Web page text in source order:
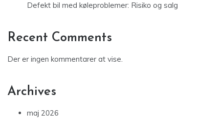
Defekt bil med køleproblemer: Risiko og salg
Recent Comments
Der er ingen kommentarer at vise.
Archives
maj 2026